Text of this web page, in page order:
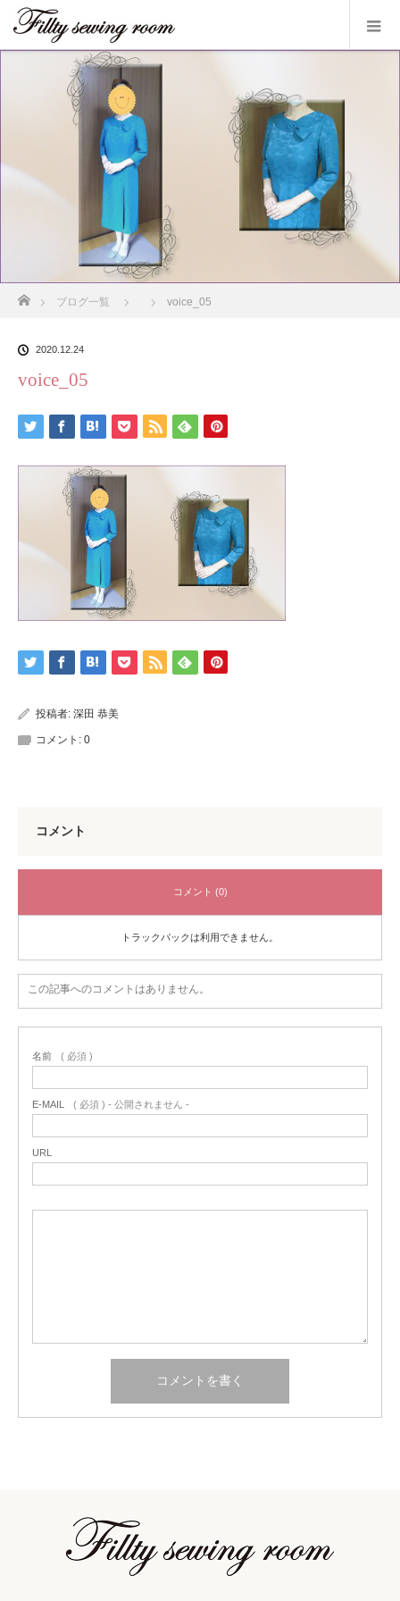
ブログ一覧 voice_05
2020.12.24
voice_05
投稿者: 深田 恭美
コメント: 0
コメント
コメント (0)
トラックバックは利用できません。
この記事へのコメントはありません。
名前 ( 必須 )
E-MAIL ( 必須 ) - 公開されません -
URL